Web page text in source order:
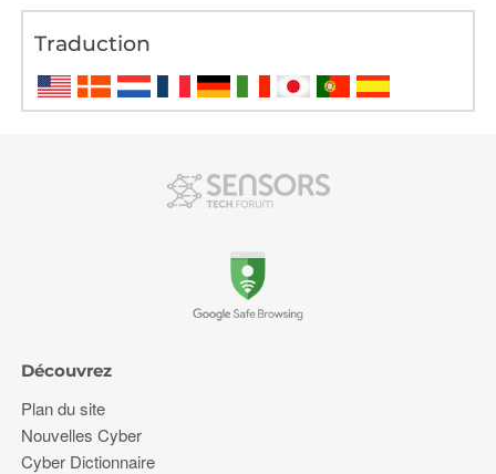
Traduction
Découvrez
Plan du site
Nouvelles Cyber
Cyber Dictionnaire